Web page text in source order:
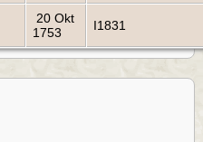
20 Okt
1753
I1831